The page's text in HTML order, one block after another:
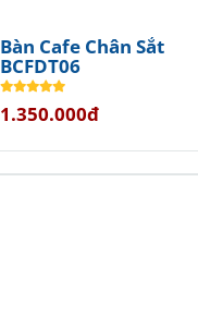
Bàn Cafe Chân Sắt
BCFDT06
1.350.000đ